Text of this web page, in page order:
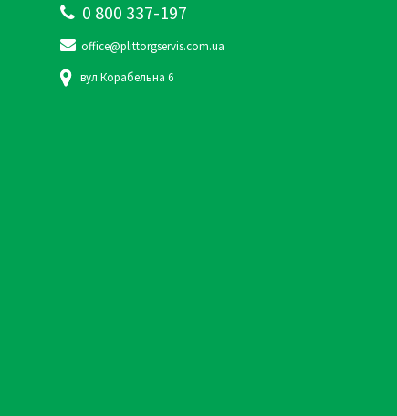
0 800 337-197
office@plittorgservis.com.ua
вул.Корабельна 6